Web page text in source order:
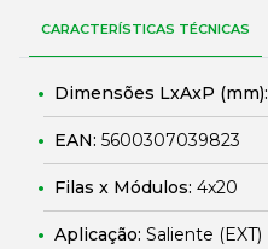
CARACTERÍSTICAS TÉCNICAS
Dimensões LxAxP (mm):
EAN: 5600307039823
Filas x Módulos: 4x20
Aplicação: Saliente (EXT)